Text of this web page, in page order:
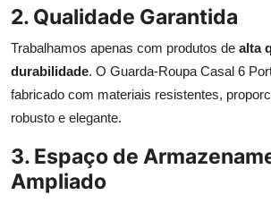
2. Qualidade Garantida
Trabalhamos apenas com produtos de alta
durabilidade. O Guarda-Roupa Casal 6
fabricado com materiais resistentes,
robusto e elegante.
3. Espaço de
Ampliado